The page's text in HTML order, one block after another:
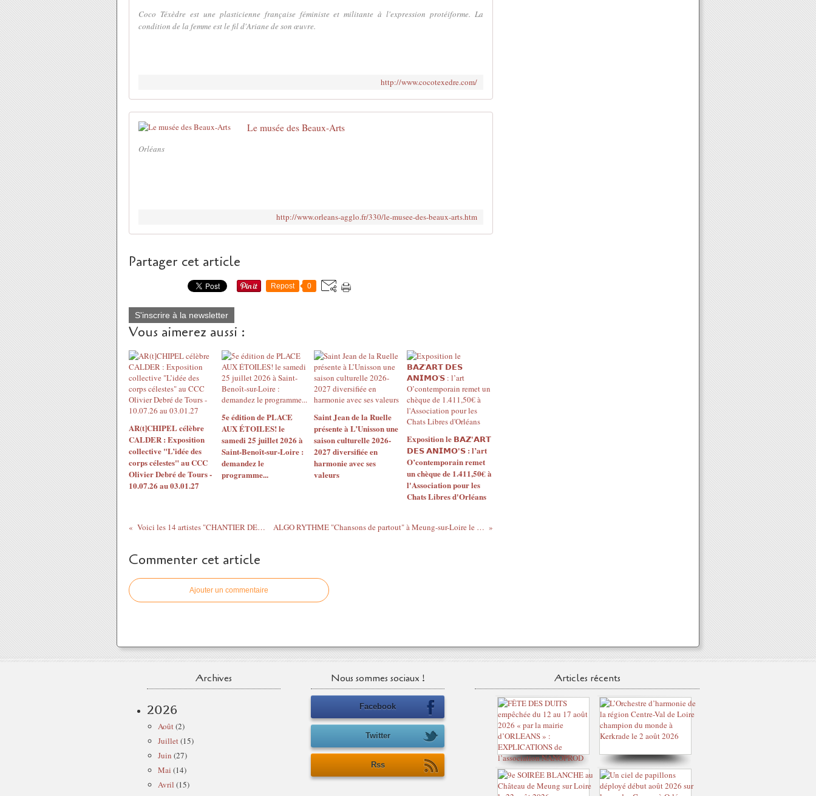
Coco Téxèdre est une plasticienne française féministe et militante à l'expression protéiforme. La
condition de la femme est le fil d'Ariane de son œuvre.
http://www.cocotexedre.com/
Le musée des Beaux-Arts
Orléans
http://www.orleans-agglo.fr/330/le-musee-des-beaux-arts.htm
Partager cet article
Repost 0
S'inscrire à la newsletter
Vous aimerez aussi :
AR(t]CHIPEL célèbre
CALDER : Exposition
collective "L’idée des
corps célestes" au CCC
Olivier Debré de Tours -
10.07.26 au 03.01.27
5e édition de PLACE
AUX ÉTOILES! le
samedi 25 juillet 2026 à
Saint-Benoît-sur-Loire :
demandez le
programme...
Saint Jean de la Ruelle
présente à L’Unisson une
saison culturelle 2026-
2027 diversifiée en
harmonie avec ses
valeurs
Exposition le 𝗕𝗔𝗭'𝗔𝗥𝗧
𝗗𝗘𝗦 𝗔𝗡𝗜𝗠𝗢'𝗦 : l’art
O’contemporain remet
un chèque de 1.411,50€ à
l'Association pour les
Chats Libres d'Orléans
Voici les 14 artistes "CHANTIER DES FRANCOS" ... ALGO RYTHME "Chansons de partout" à Meung-sur-Loire le dimanche 10 avril 2016
Commenter cet article
Ajouter un commentaire
Archives
2026
Août(2)
Juillet(15)
Juin (27)
Mai (14)
Avril (15)
Nous sommes sociaux !
Facebook
Twitter
Rss
Articles récents